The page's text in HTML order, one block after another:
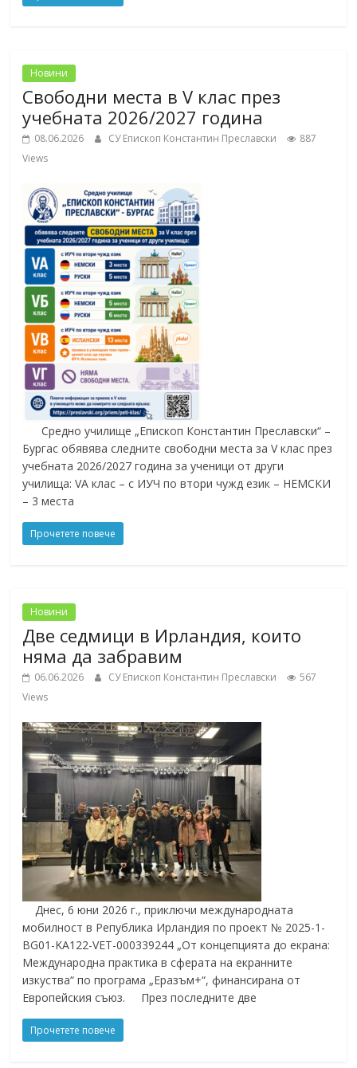
Новини
Свободни места в V клас през
учебната 2026/2027 година
08.06.2026 СУ Епископ Константин Преславски
887
Views
Средно училище „Епископ Константин Преславски“ –
Бургас обявява следните свободни места за V клас през
учебната 2026/2027 година за ученици от други
училища: VA клас – с ИУЧ по втори чужд език – НЕМСКИ
– 3 места
Прочетете повече
Новини
Две седмици в Ирландия, които
няма да забравим
06.06.2026 СУ Епископ Константин Преславски
567
Views
Днес, 6 юни 2026 г., приключи международната
мобилност в Република Ирландия по проект № 2025-1-
BG01-KA122-VET-000339244 „От концепцията до екрана:
Международна практика в сферата на екранните
изкуства“ по програма „Еразъм+“, финансирана от
Европейския съюз. През последните две
Прочетете повече